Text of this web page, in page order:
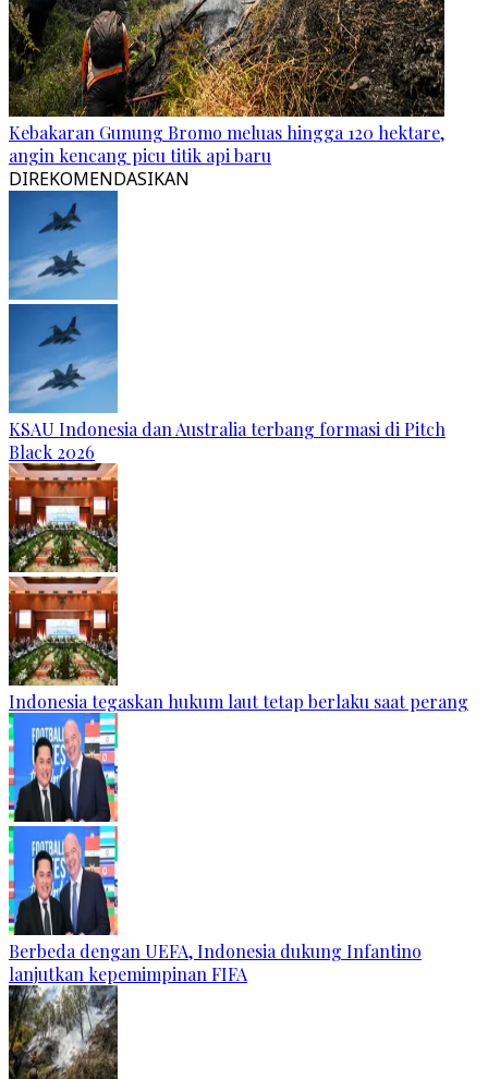
Kebakaran Gunung Bromo meluas hingga 120 hektare,
angin kencang picu titik api baru
DIREKOMENDASIKAN
KSAU Indonesia dan Australia terbang formasi di Pitch
Black 2026
Indonesia tegaskan hukum laut tetap berlaku saat perang
Berbeda dengan UEFA, Indonesia dukung Infantino
lanjutkan kepemimpinan FIFA